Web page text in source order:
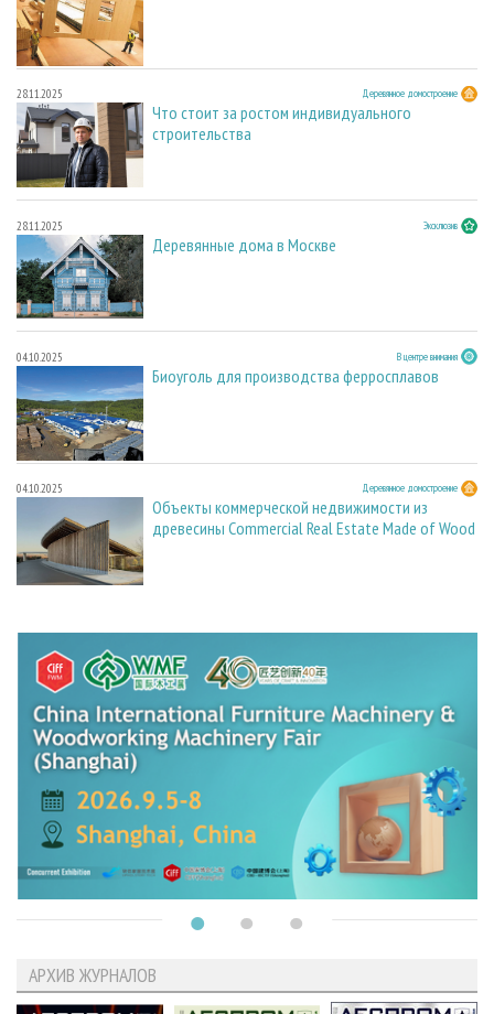
28.11.2025 Деревянное домостроение
Что стоит за ростом индивидуального
строительства
28.11.2025 Эксклюзив
Деревянные дома в Москве
04.10.2025 В центре внимания
Биоуголь для производства ферросплавов
04.10.2025 Деревянное домостроение
Объекты коммерческой недвижимости из
древесины Commercial Real Estate Made of Wood
АРХИВ ЖУРНАЛОВ